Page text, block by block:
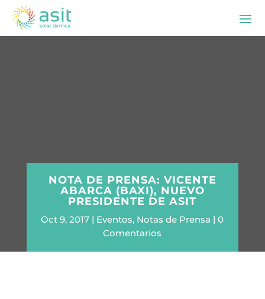
NOTA DE PRENSA: VICENTE
ABARCA (BAXI), NUEVO
PRESIDENTE DE ASIT
Oct 9, 2017 Eventos, Notas de Prensa
0
Comentarios